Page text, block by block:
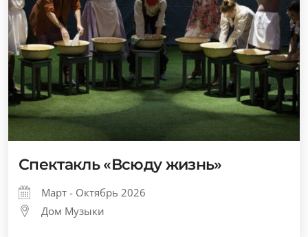
Спектакль «Всюду жизнь»
Март - Октябрь 2026
Дом Музыки